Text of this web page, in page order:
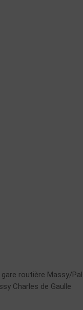
routière Massy/
Charles de Gaulle